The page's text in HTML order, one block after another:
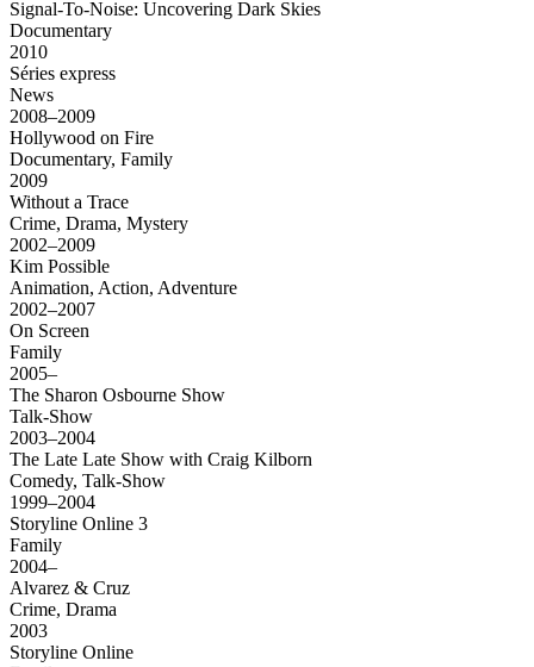
Signal-To-Noise: Uncovering Dark Skies
Documentary
2010
Séries express
News
2008–2009
Hollywood on Fire
Documentary, Family
2009
Without a Trace
Crime, Drama, Mystery
2002–2009
Kim Possible
Animation, Action, Adventure
2002–2007
On Screen
Family
2005–
The Sharon Osbourne Show
Talk-Show
2003–2004
The Late Late Show with Craig Kilborn
Comedy, Talk-Show
1999–2004
Storyline Online 3
Family
2004–
Alvarez & Cruz
Crime, Drama
2003
Storyline Online